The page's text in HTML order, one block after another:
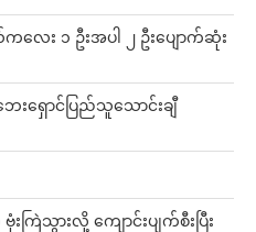
လေး ၁ ဦးအပါ ၂ ဦးပျောက်ဆုံး
းရှောင်ပြည်သူသောင်းချီ
ကြဲသွားလို့ ကျောင်းပျက်စီးပြီး